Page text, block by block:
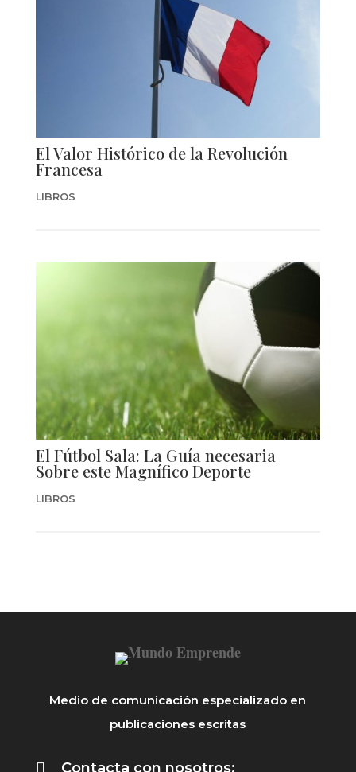
El Valor Histórico de la Revolución
Francesa
LIBROS
El Fútbol Sala: La Guía necesaria
Sobre este Magnífico Deporte
LIBROS
Medio de comunicación especializado en
publicaciones escritas
 Contacta con nosotros: